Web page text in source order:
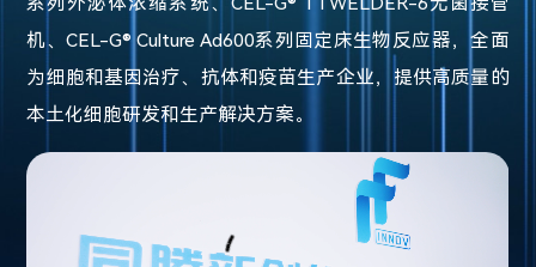
机、CEL-G® Culture Ad600系列固定床生物反应器，全面
为细胞和基因治疗、抗体和疫苗生产企业，提供高质量的
本土化细胞研发和生产解决方案。